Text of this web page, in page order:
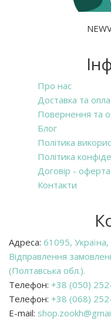
Про нас
Доставка та
Повернення та
Блог
Політика
Політика
Договір - оферта
Контакти
Адреса: 61095, Україна,
Відправлення
(Полтавська обл.).
Телефон: +38 (050)
Телефон: +38 (068)
E-mail: